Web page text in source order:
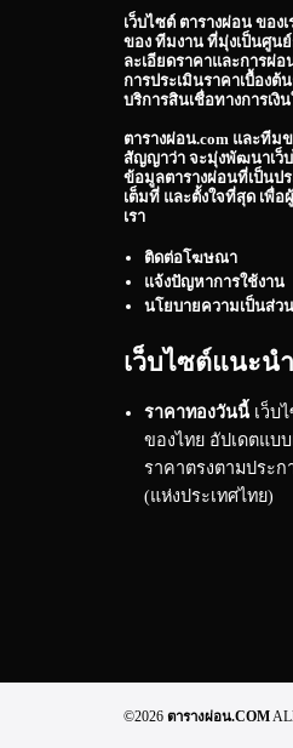
เว็บไซต์ ตารางผ่อน ของ
ของ ทีมงาน ที่มุ่งเป็นศูน
ละเอียดราคาและการผ่อ
การประเมินราคาเบื้องต้
บริการสินเชื่อทางการเงิน
ตารางผ่อน.com และทีมข
สัญญาว่า จะมุ่งพัฒนาเว็
ข้อมูลตารางผ่อนที่เป็นป
เต็มที่ และตั้งใจที่สุด เพื่อ
เรา
ติดต่อโฆษณา
แจ้งปัญหาการใช้งาน
นโยบายความเป็นส่ว
เว็บไซต์แนะนำ
ราคาทองวันนี้ เว็บ
ของไทย อัปเดตแบ
ราคาตรงตามประ
(แห่งประเทศไทย)
©2026 ตารางผ่อน.COM